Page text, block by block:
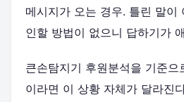
메시지가 오는 경우. 틀린 말이
인할 방법이 없으니 답하기가
큰손탐지기 후원분석을 기준으
이라면 이 상황 자체가 달라진